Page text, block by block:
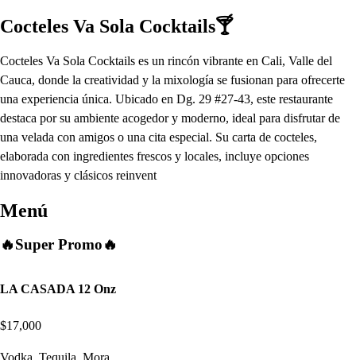
Cocteles Va Sola Cocktails🍸
Cocteles Va Sola Cocktails es un rincón vibrante en Cali, Valle del
Cauca, donde la creatividad y la mixología se fusionan para ofrecerte
una experiencia única. Ubicado en Dg. 29 #27-43, este restaurante
destaca por su ambiente acogedor y moderno, ideal para disfrutar de
una velada con amigos o una cita especial. Su carta de cocteles,
elaborada con ingredientes frescos y locales, incluye opciones
innovadoras y clásicos reinvent
Menú
🔥Super Promo🔥
LA CASADA 12 Onz
$17,000
Vodka, Tequila, Mora